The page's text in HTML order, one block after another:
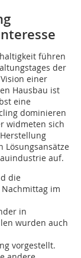
führen
der
einer
Hausbau ist
eine
dominieren
widmeten sich
Lösungsansätze
auf.
die
im
in
wurden auch
vorgestellt.